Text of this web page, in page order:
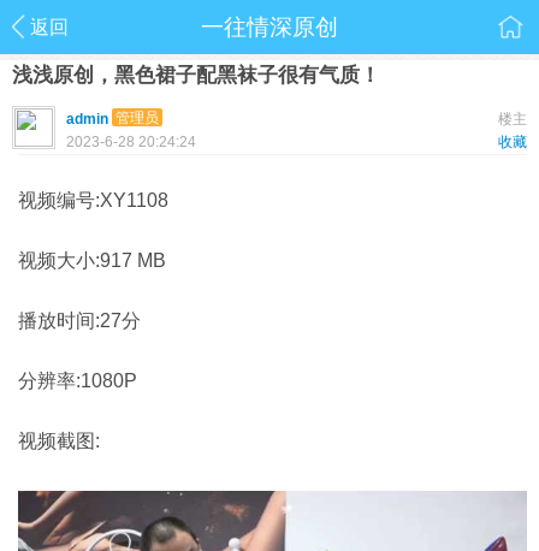
返回 一往情深原创
浅浅原创，黑色裙子配黑袜子很有气质！
楼主
admin 管理员
收藏
2023-6-28 20:24:24
视频编号:XY1108
视频大小:917 MB
播放时间:27分
分辨率:1080P
视频截图: